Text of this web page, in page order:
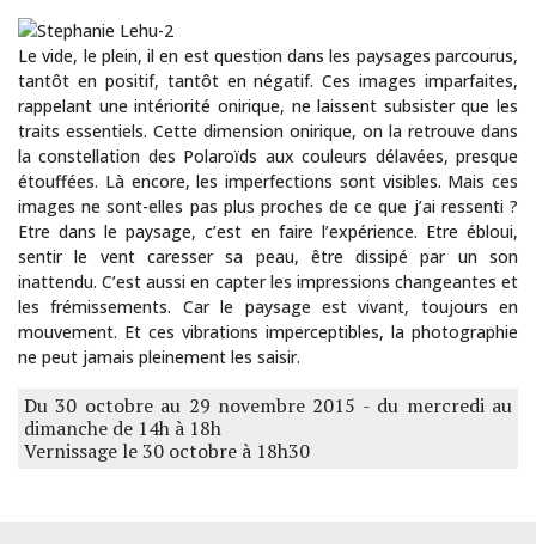
Le vide, le plein, il en est question dans les paysages parcourus,
tantôt en positif, tantôt en négatif. Ces images imparfaites,
rappelant une intériorité onirique, ne laissent subsister que les
traits essentiels. Cette dimension onirique, on la retrouve dans
la constellation des Polaroïds aux couleurs délavées, presque
étouffées. Là encore, les imperfections sont visibles. Mais ces
images ne sont-elles pas plus proches de ce que j’ai ressenti ?
Etre dans le paysage, c’est en faire l’expérience. Etre ébloui,
sentir le vent caresser sa peau, être dissipé par un son
inattendu. C’est aussi en capter les impressions changeantes et
les frémissements. Car le paysage est vivant, toujours en
mouvement. Et ces vibrations imperceptibles, la photographie
ne peut jamais pleinement les saisir.
Du 30 octobre au 29 novembre 2015 - du mercredi au
dimanche de 14h à 18h
Vernissage le 30 octobre à 18h30